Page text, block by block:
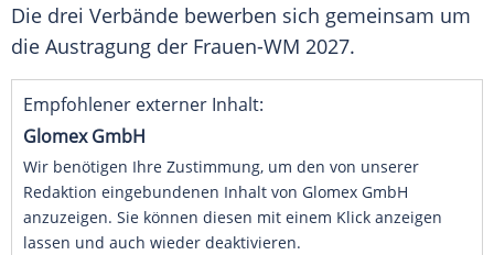
Die drei Verbände bewerben sich gemeinsam um
die Austragung der Frauen-WM 2027.
Empfohlener externer Inhalt:
Glomex GmbH
Wir benötigen Ihre Zustimmung, um den von unserer
Redaktion eingebundenen Inhalt von Glomex GmbH
anzuzeigen. Sie können diesen mit einem Klick anzeigen
lassen und auch wieder deaktivieren.